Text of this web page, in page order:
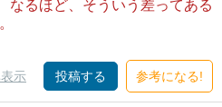
るほど、そういう差ってある
示 投稿する 参考になる!